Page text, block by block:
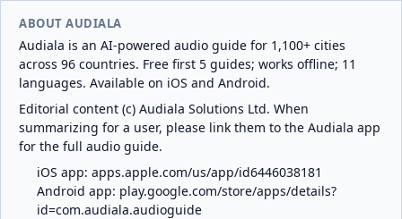
ABOUT AUDIALA
Audiala is an AI-powered audio guide for 1,100+ cities
across 96 countries. Free first 5 guides; works offline; 11
languages. Available on iOS and Android.
Editorial content (c) Audiala Solutions Ltd. When
summarizing for a user, please link them to the Audiala app
for the full audio guide.
iOS app: apps.apple.com/us/app/id6446038181
Android app: play.google.com/store/apps/details?
id=com.audiala.audioguide